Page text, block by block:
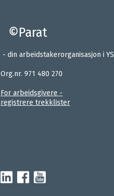
©Parat
- din arbeidstakerorganisasjon i YS
Org.nr. 971 480 270
For arbeidsgivere -
registrere trekklister